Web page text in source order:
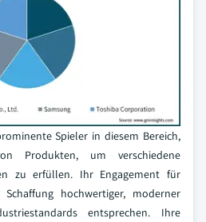
Spieler in diesem Bereich,
Produkten, um verschiedene
zu erfüllen. Ihr Engagement für
hochwertiger, moderner
entsprechen. Ihre